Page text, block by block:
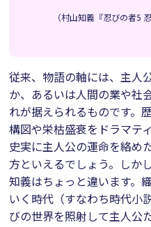
（村山知義『忍びの者5
従来、物語の軸には、主人
か、あるいは人間の業や社
れが据えられるものです。
構図や栄枯盛衰をドラマテ
史実に主人公の運命を絡め
方といえるでしょう。しか
知義はちょっと違います。
いく時代（すなわち時代小
びの世界を照射して主人公